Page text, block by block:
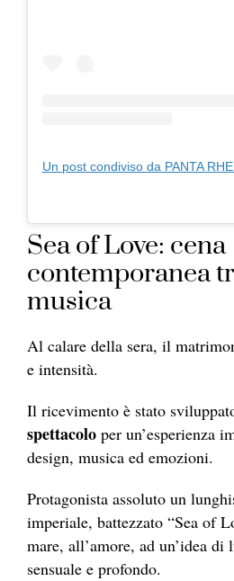
Un post condiviso da PANTA RHEI
Sea of Love: cena
contemporanea
musica
Al calare della sera, il
e intensità.
Il ricevimento è stato
spettacolo per un’esperienza
design, musica ed emozioni.
Protagonista assoluto un
imperiale, battezzato “Sea of
mare, all’amore, ad un’idea di
sensuale e profondo.